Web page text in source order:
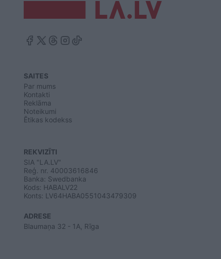
SAITES
Par mums
Kontakti
Reklāma
Noteikumi
Ētikas kodekss
REKVIZĪTI
SIA "LA.LV"
Reģ. nr. 40003616846
Banka: Swedbanka
Kods: HABALV22
Konts: LV64HABA0551043479309
ADRESE
Blaumaņa 32 - 1A, Rīga